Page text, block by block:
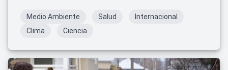
Medio Ambiente Salud
Internacional
Clima
Ciencia